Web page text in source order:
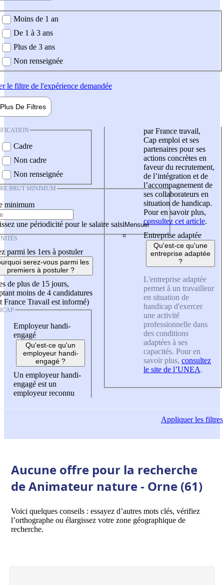
demandée
Moins de 1 an
De 1 à 3 ans
Plus de 3 ans
Non renseignée
le filtre de l'expérience demandée
Plus De Filtres
Cadre
Non cadre
Non renseignée
BRUT MINIMUM
minimum
une périodicité pour le salaire saisi
parmi les 1ers à postuler
serez-vous parmi les
premiers à postuler ?
de plus de 15 jours,
moins de 4 candidatures
France Travail est informé)
Employeur handi-
engagé
Qu'est-ce qu'un
employeur handi-
engagé ?
Un employeur handi-
engagé est un
employeur reconnu
par France travail,
Cap emploi et ses
partenaires pour ses
actions concrètes en
faveur du recrutement,
de l’intégration et de
l’accompagnement de
ses collaborateurs en
situation de handicap.
Pour en savoir plus,
consultez cet article.
Entreprise adaptée
Qu'est-ce qu'une
entreprise adaptée
?
L'entreprise adaptée
permet à un travailleur
en situation de
handicap d'exercer
une activité
professionnelle dans
des conditions
adaptées à ses
capacités. Pour en
savoir plus, consultez
le site de l’UNEA.
Appliquerles filtres
Aucune offre pour la recherche
de Animateur nature - Orne (61)
Voici quelques conseils : essayez d’autres mots clés, vérifiez
l’orthographe ou élargissez votre zone géographique de
recherche.